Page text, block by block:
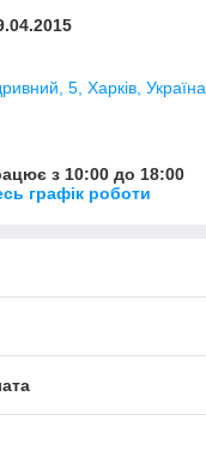
5, Харків, Україна
з 10:00 до 18:00
графік роботи